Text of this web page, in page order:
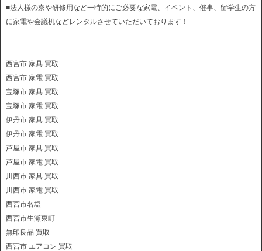
■法人様の寮や研修用など一時的にご必要な家電、イベント、催事、留学生の方
に家電や会議机などレンタルさせていただいております！
─────────────
西宮市 家具 買取
西宮市 家電 買取
宝塚市 家具 買取
宝塚市 家電 買取
伊丹市 家具 買取
伊丹市 家電 買取
芦屋市 家具 買取
芦屋市 家電 買取
川西市 家具 買取
川西市 家電 買取
西宮市名塩
西宮市生瀬東町
無印良品 買取
西宮市 エアコン 買取